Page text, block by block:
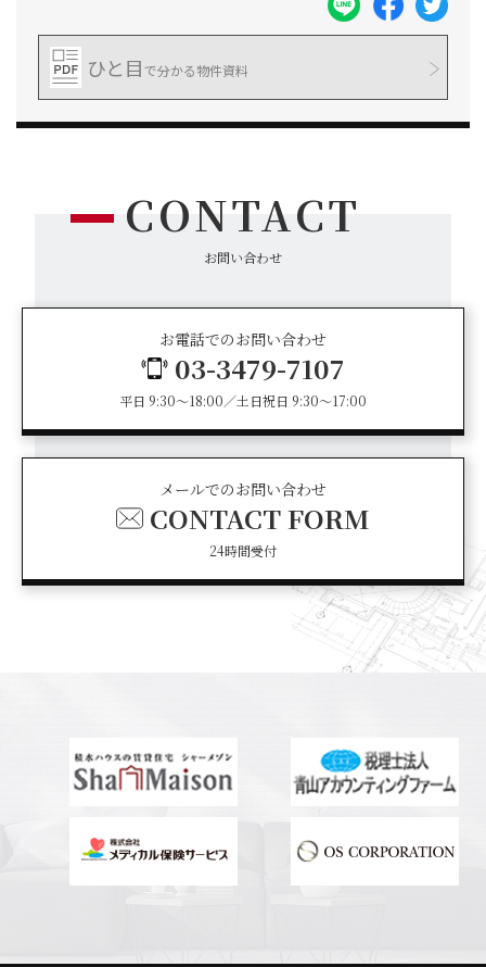
ひと目で分かる物件資料
CONTACT
お問い合わせ
お電話でのお問い合わせ
03-3479-7107
平日 9:30～18:00／土日祝日 9:30～17:00
メールでのお問い合わせ
CONTACT FORM
24時間受付